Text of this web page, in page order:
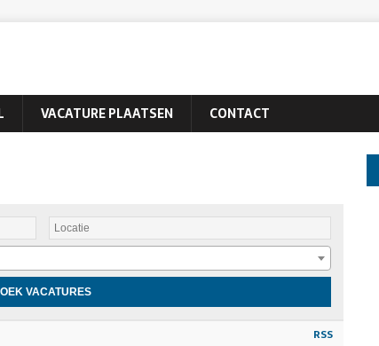
VACATURE PLAATSEN CONTACT
RSS